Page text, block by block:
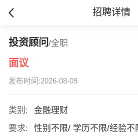
招聘详情
投资顾问/全职
面议
发布时间:2026-08-09
类别:
金融理财
要求:
性别不限/ 学历不限/经验不